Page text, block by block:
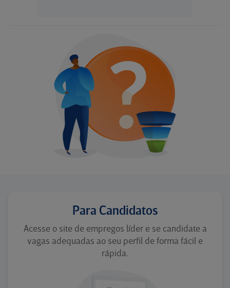
Para Candidatos
Acesse o site de empregos líder e se candidate a
vagas adequadas ao seu perfil de forma fácil e
rápida.